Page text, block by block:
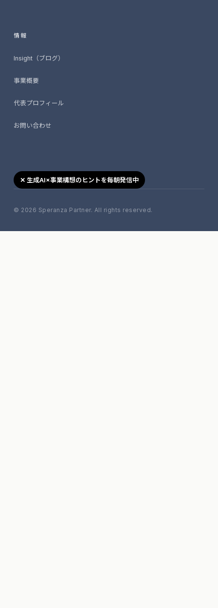
情報
Insight（ブログ）
事業概要
代表プロフィール
お問い合わせ
✕ 生成AI×事業構想のヒントを毎朝発信中
© 2026 Speranza Partner. All rights reserved.